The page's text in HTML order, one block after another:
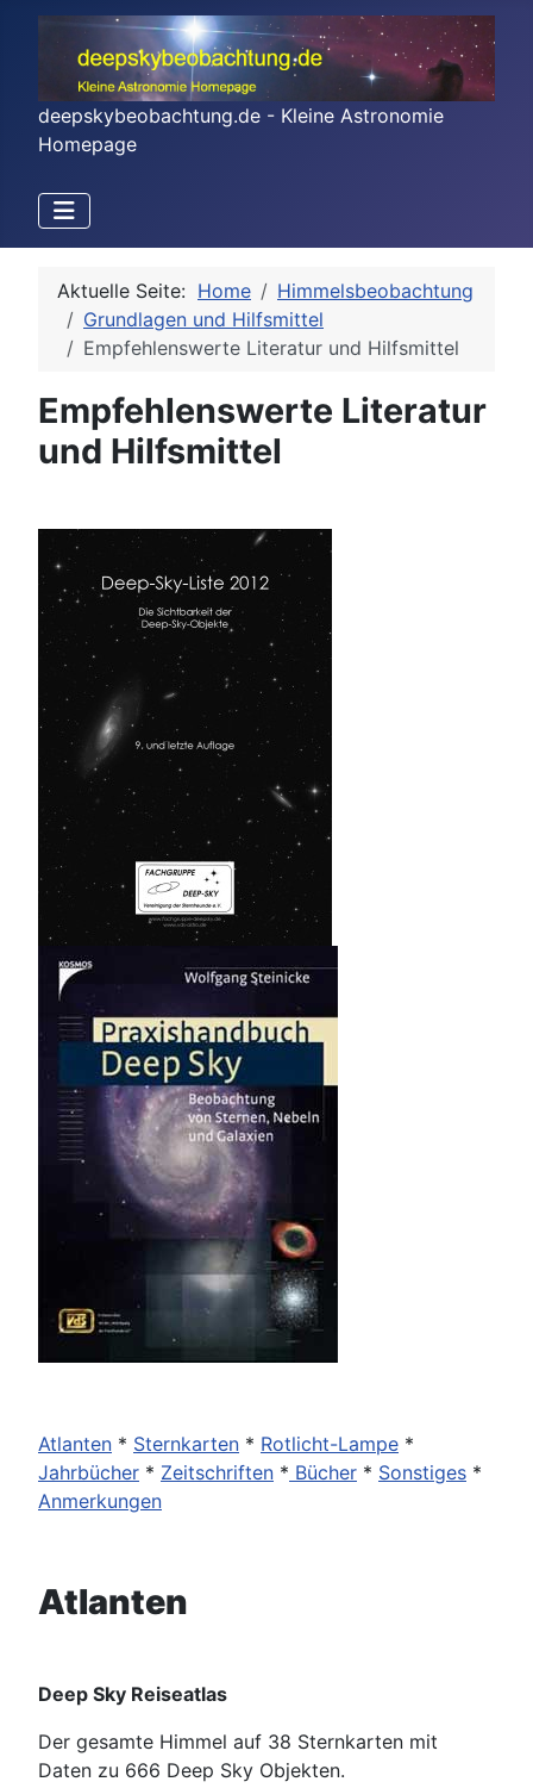
deepskybeobachtung.de - Kleine Astronomie
Homepage
Aktuelle Seite: Home
Himmelsbeobachtung
Grundlagen und Hilfsmittel
Empfehlenswerte Literatur und Hilfsmittel
Empfehlenswerte Literatur
und Hilfsmittel
Atlanten * Sternkarten * Rotlicht-Lampe *
Jahrbücher * Zeitschriften * Bücher * Sonstiges *
Anmerkungen
Atlanten
Deep Sky Reiseatlas
Der gesamte Himmel auf 38 Sternkarten mit
Daten zu 666 Deep Sky Objekten.